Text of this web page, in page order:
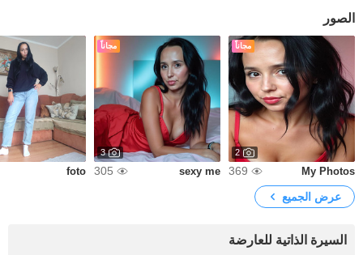
الصور
مجاناً
2
My Photos
369
مجاناً
3
sexy me
305
foto
عرض الجميع
السيرة الذاتية للعارضة